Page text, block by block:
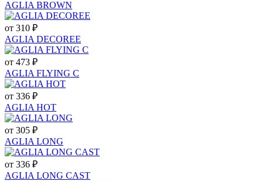
AGLIA BROWN
от 310 ₽
AGLIA DECOREE
от 473 ₽
AGLIA FLYING С
от 336 ₽
AGLIA HOT
от 305 ₽
AGLIA LONG
от 336 ₽
AGLIA LONG CAST